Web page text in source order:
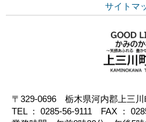
サイトマ
〒329-0696 栃木県河内郡上三
TEL ： 0285-56-9111 FAX ：